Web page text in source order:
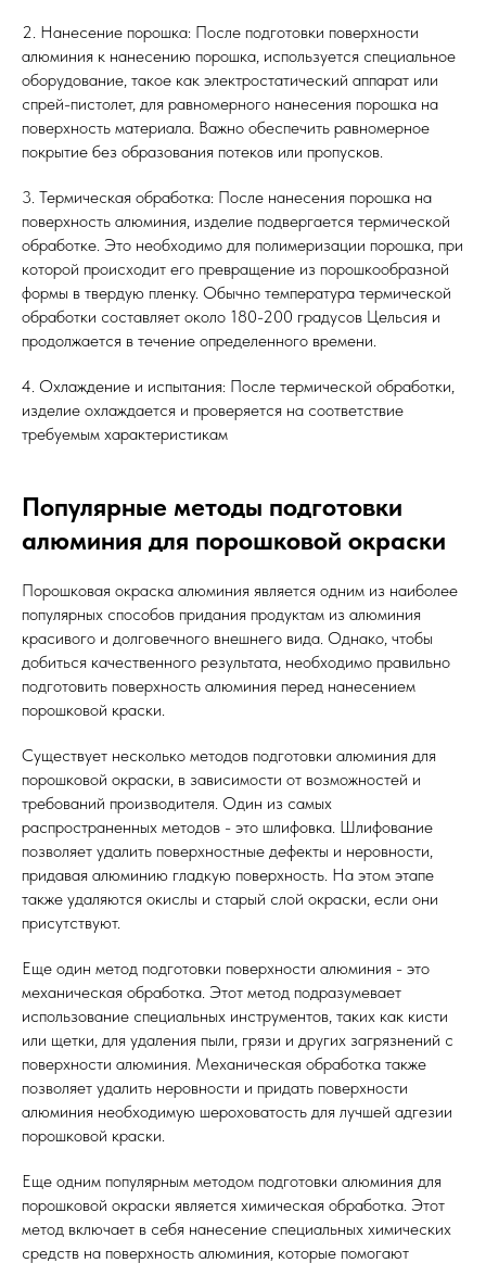
2. Нанесение порошка: После подготовки поверхности
алюминия к нанесению порошка, используется специальное
оборудование, такое как электростатический аппарат или
спрей-пистолет, для равномерного нанесения порошка на
поверхность материала. Важно обеспечить равномерное
покрытие без образования потеков или пропусков.
3. Термическая обработка: После нанесения порошка на
поверхность алюминия, изделие подвергается термической
обработке. Это необходимо для полимеризации порошка, при
которой происходит его превращение из порошкообразной
формы в твердую пленку. Обычно температура термической
обработки составляет около 180-200 градусов Цельсия и
продолжается в течение определенного времени.
4. Охлаждение и испытания: После термической обработки,
изделие охлаждается и проверяется на соответствие
требуемым характеристикам
Популярные методы подготовки
алюминия для порошковой окраски
Порошковая окраска алюминия является одним из наиболее
популярных способов придания продуктам из алюминия
красивого и долговечного внешнего вида. Однако, чтобы
добиться качественного результата, необходимо правильно
подготовить поверхность алюминия перед нанесением
порошковой краски.
Существует несколько методов подготовки алюминия для
порошковой окраски, в зависимости от возможностей и
требований производителя. Один из самых
распространенных методов - это шлифовка. Шлифование
позволяет удалить поверхностные дефекты и неровности,
придавая алюминию гладкую поверхность. На этом этапе
также удаляются окислы и старый слой окраски, если они
присутствуют.
Еще один метод подготовки поверхности алюминия - это
механическая обработка. Этот метод подразумевает
использование специальных инструментов, таких как кисти
или щетки, для удаления пыли, грязи и других загрязнений с
поверхности алюминия. Механическая обработка также
позволяет удалить неровности и придать поверхности
алюминия необходимую шероховатость для лучшей адгезии
порошковой краски.
Еще одним популярным методом подготовки алюминия для
порошковой окраски является химическая обработка. Этот
метод включает в себя нанесение специальных химических
средств на поверхность алюминия, которые помогают